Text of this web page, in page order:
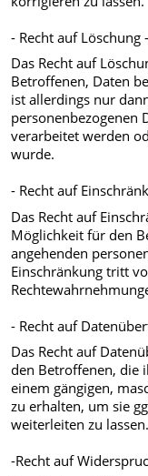
- Recht auf Löschung
Das Recht auf
Betroffenen, Daten
ist allerdings nur
personenbezogenen
verarbeitet werden
wurde.
- Recht auf
Das Recht auf
Möglichkeit für den
angehenden
Einschränkung tritt
- Recht auf
Das Recht auf
den Betroffenen, die
einem gängigen,
zu erhalten, um sie
weiterleiten zu lassen.
-Recht auf